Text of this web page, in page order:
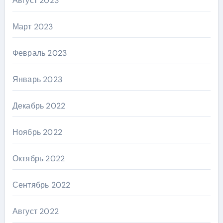
Март 2023
Февраль 2023
Январь 2023
Декабрь 2022
Ноябрь 2022
Октябрь 2022
Сентябрь 2022
Август 2022